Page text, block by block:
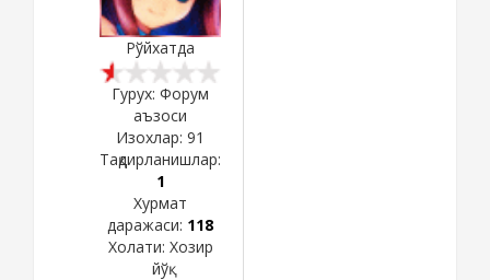
Рўйхатда
Гурух: Форум
аъзоси
Изохлар: 91
Тақдирланишлар:
1
Хурмат
даражаси: 118
Холати: Хозир
йўқ